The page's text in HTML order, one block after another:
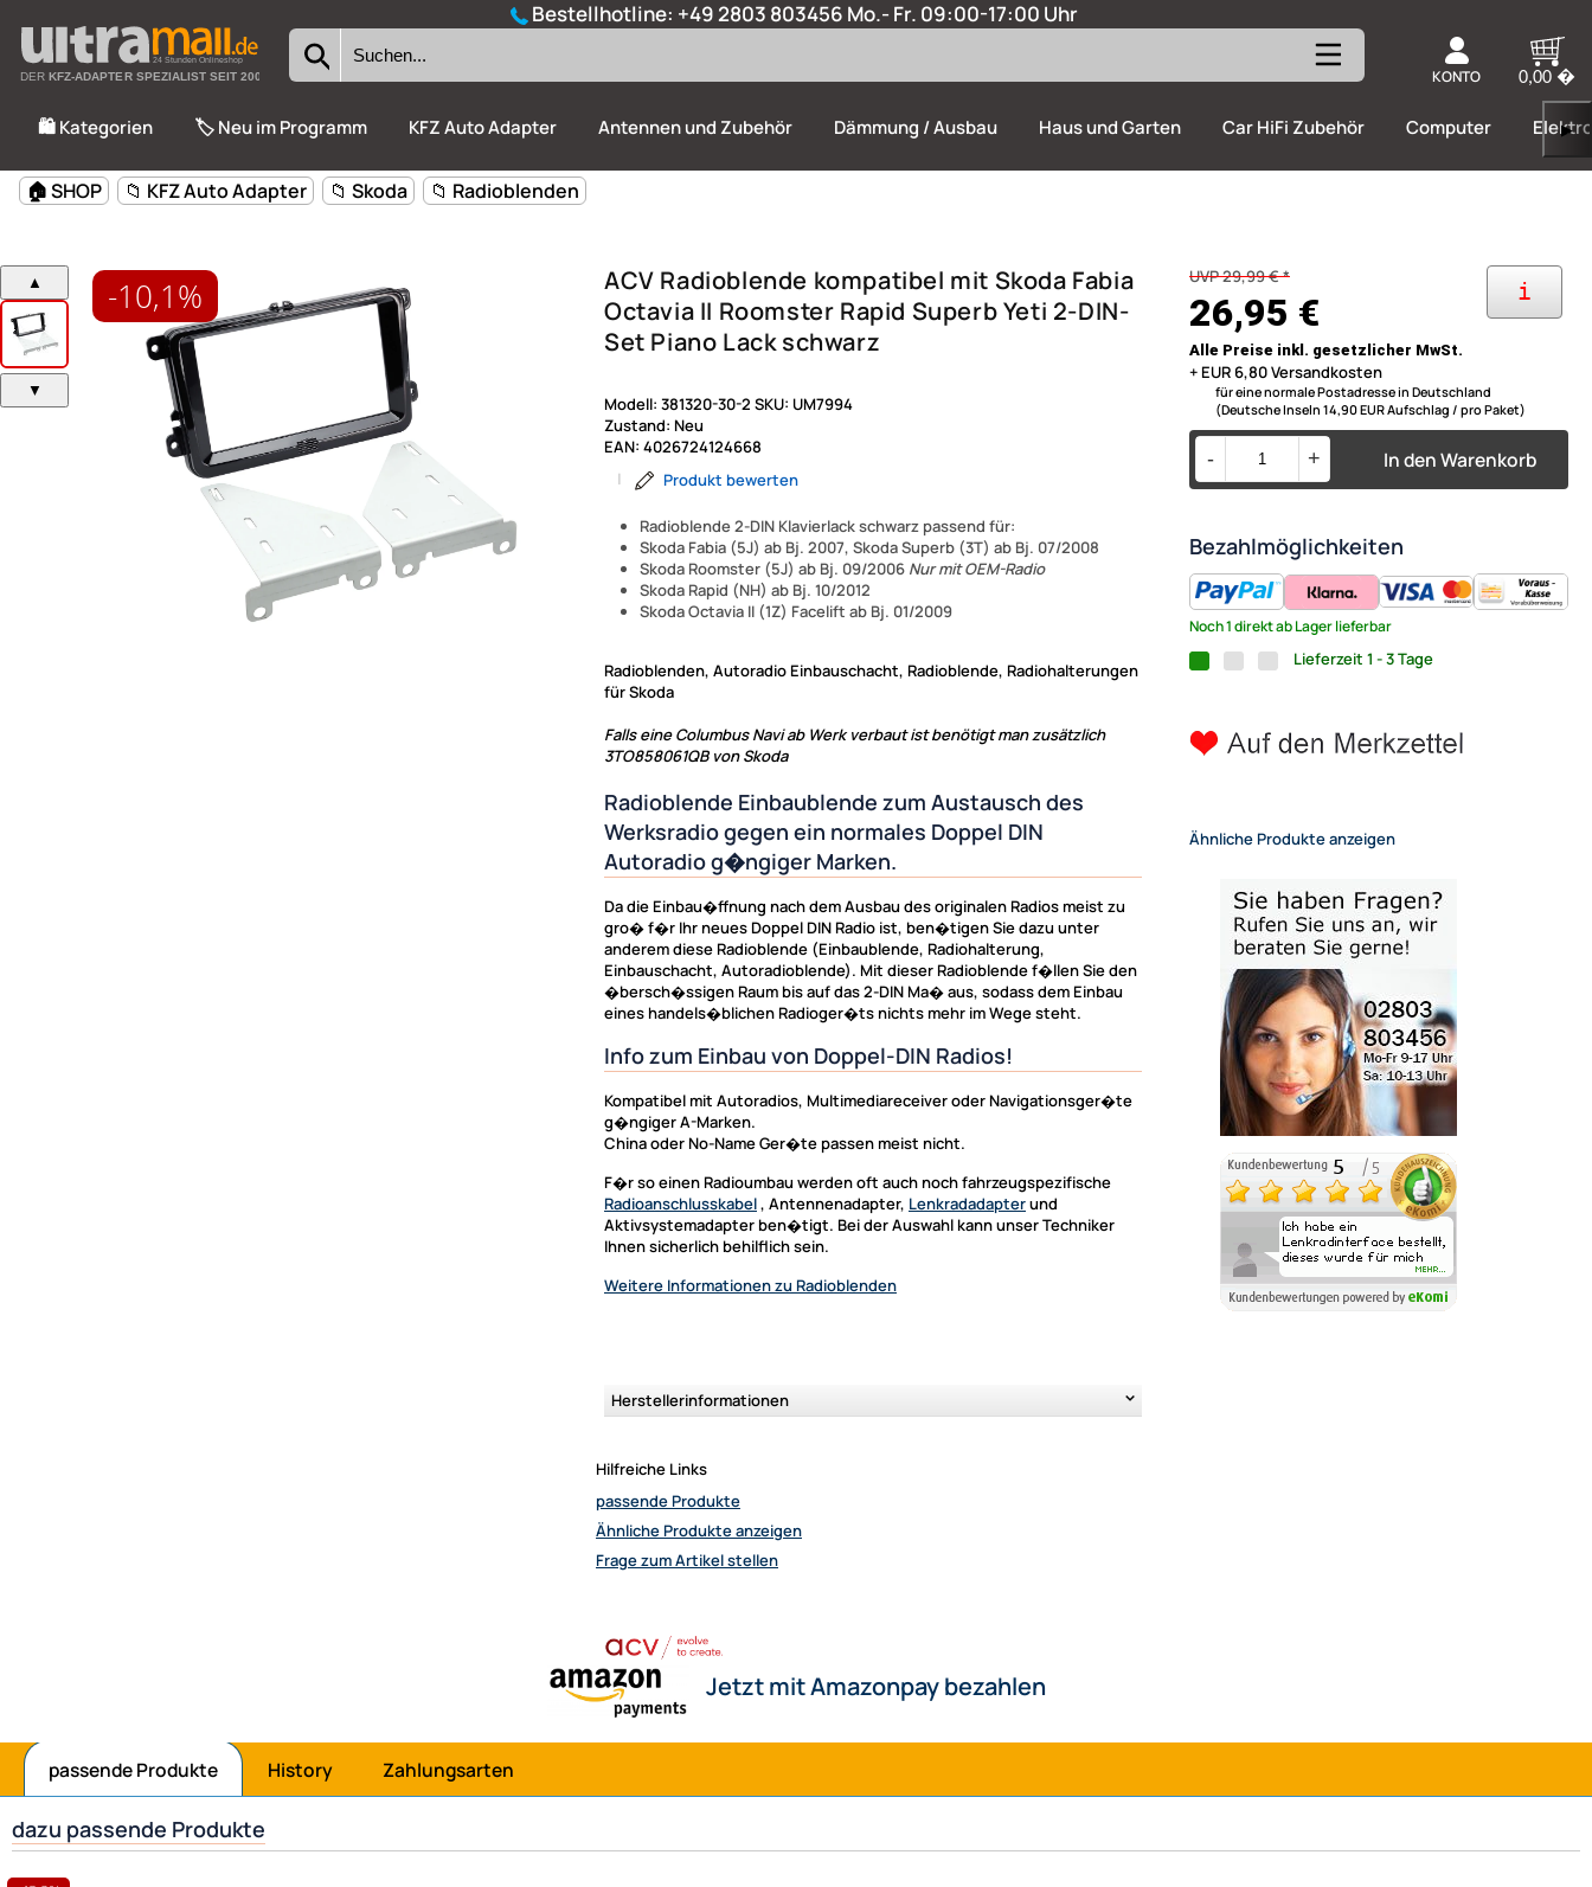
Bestellhotline: +49 2803 803456 Mo.- Fr. 09:00-17:00 Uhr
24 Stunden Onlineshop
DERKFZ-ADAPTER SPEZIALIST SEIT 2002 KONTO 0,00 �
🛍️ Kategorien 🏷️ Neu im Programm KFZ Auto Adapter Antennen und Zubehör Dämmung / Ausbau Haus und Garten Car HiFi Zubehör Computer ▶
🏠 SHOP 📁 KFZ Auto Adapter 📁 Skoda 📁 Radioblenden
▲
▼
ACV Radioblende kompatibel mit Skoda Fabia
Octavia II Roomster Rapid Superb Yeti 2-DIN-
Set Piano Lack schwarz
Radioblende 2-DIN Klavierlack schwarz passend für:
Skoda Fabia (5J) ab Bj. 2007, Skoda Superb (3T) ab Bj. 07/2008
Skoda Roomster (5J) ab Bj. 09/2006 Nur mit OEM-Radio
Skoda Rapid (NH) ab Bj. 10/2012
Skoda Octavia II (1Z) Facelift ab Bj. 01/2009
Modell: 381320-30-2 SKU: UM7994
Zustand: Neu
EAN: 4026724124668
|
Produkt bewerten
Radioblenden, Autoradio Einbauschacht, Radioblende, Radiohalterungen
für Skoda
Falls eine Columbus Navi ab Werk verbaut ist benötigt man zusätzlich
3TO858061QB von Skoda
Radioblende Einbaublende zum Austausch des
Werksradio gegen ein normales Doppel DIN
Autoradio g�ngiger Marken.
Da die Einbau�ffnung nach dem Ausbau des originalen Radios meist zu
gro� f�r Ihr neues Doppel DIN Radio ist, ben�tigen Sie dazu unter
anderem diese Radioblende (Einbaublende, Radiohalterung,
Einbauschacht, Autoradioblende). Mit dieser Radioblende f�llen Sie den
�bersch�ssigen Raum bis auf das 2-DIN Ma� aus, sodass dem Einbau
eines handels�blichen Radioger�ts nichts mehr im Wege steht.
Info zum Einbau von Doppel-DIN Radios!
Kompatibel mit Autoradios, Multimediareceiver oder Navigationsger�te
g�ngiger A-Marken.
China oder No-Name Ger�te passen meist nicht.
F�r so einen Radioumbau werden oft auch noch fahrzeugspezifische
Radioanschlusskabel, Antennenadapter, Lenkradadapterund
Aktivsystemadapter ben�tigt. Bei der Auswahl kann unser Techniker
Ihnen sicherlich behilflich sein.
Weitere Informationenzu Radioblenden
Herstellerinformationen
Hilfreiche Links
passende Produkte
Ähnliche Produkte anzeigen
Frage zum Artikel stellen
i
UVP 29,99 € *
26,95 €
Alle Preise inkl. gesetzlicher MwSt.
+ EUR 6,80 Versandkosten
für eine normale Postadresse in Deutschland
(Deutsche Inseln 14,90 EUR Aufschlag / pro Paket)
In den Warenkorb
- +
Bezahlmöglichkeiten
Noch 1 direkt ab Lager lieferbar
Lieferzeit 1 - 3 Tage
Ähnliche Produkte anzeigen
passende Produkte History Zahlungsarten
dazu passende Produkte